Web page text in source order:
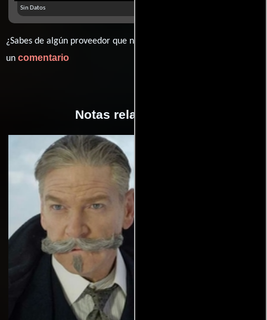
Sin Datos
¿Sabes de algún proveedor que no estamos mostrando? déjanos
un comentario
Notas relacionadas